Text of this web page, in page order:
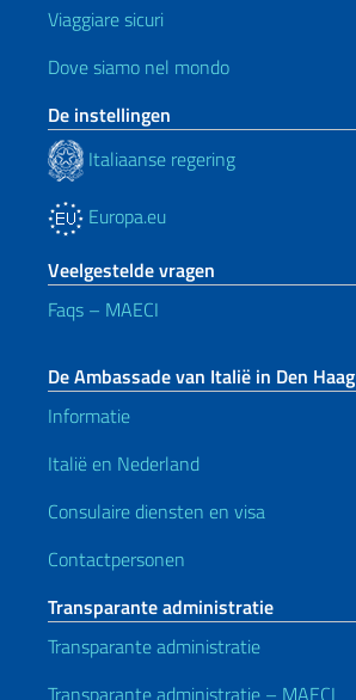
Viaggiare sicuri
Dove siamo nel mondo
De instellingen
Italiaanse regering
Europa.eu
Veelgestelde vragen
Faqs – MAECI
De Ambassade van Italië in Den Haag
Informatie
Italië en Nederland
Consulaire diensten en visa
Contactpersonen
Transparante administratie
Transparante administratie
Transparante administratie – MAECI